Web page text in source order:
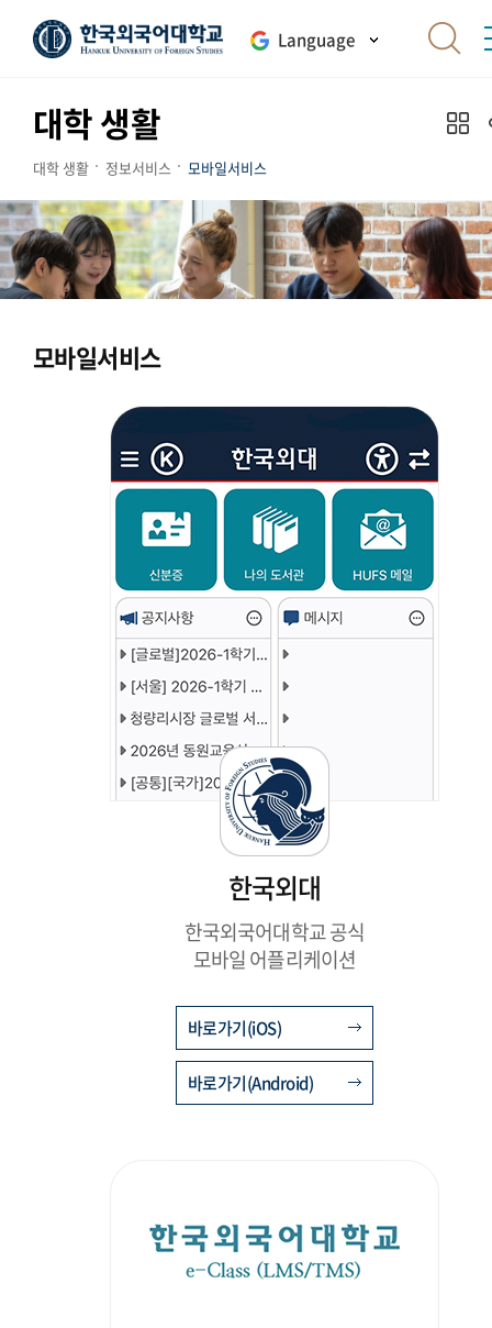
Language
대학 생활
대학 생활 정보서비스 모바일서비스
모바일서비스
한국외대
한국외국어대학교 공식
모바일 어플리케이션
바로가기(iOS)
바로가기(Android)